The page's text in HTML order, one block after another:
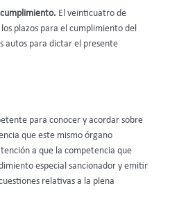
El veinticuatro de
plazos para el cumplimiento del
autos para dictar el presente
para conocer y acordar sobre
que este mismo órgano
a que la competencia que
especial sancionador y emitir
relativas a la plena